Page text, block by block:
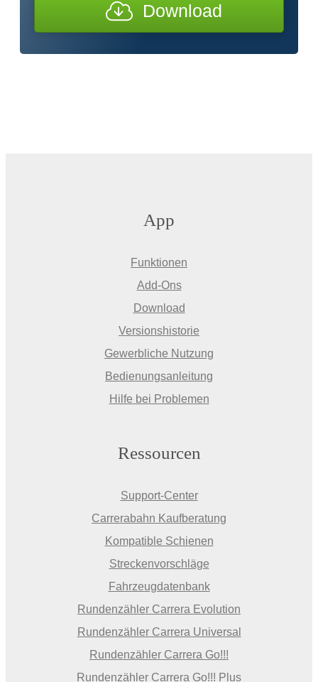
Download
App
Funktionen
Add-Ons
Download
Versionshistorie
Gewerbliche Nutzung
Bedienungsanleitung
Hilfe bei Problemen
Ressourcen
Support-Center
Carrerabahn Kaufberatung
Kompatible Schienen
Streckenvorschläge
Fahrzeugdatenbank
Rundenzähler Carrera Evolution
Rundenzähler Carrera Universal
Rundenzähler Carrera Go!!!
Rundenzähler Carrera Go!!! Plus